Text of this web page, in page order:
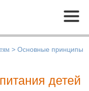
Меню
> Основные принципы
детей